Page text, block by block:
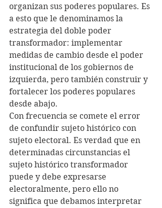
organizan sus poderes populares. Es
a esto que le denominamos la
estrategia del doble poder
transformador: implementar
medidas de cambio desde el poder
institucional de los gobiernos de
izquierda, pero también construir y
fortalecer los poderes populares
desde abajo.
Con frecuencia se comete el error
de confundir sujeto histórico con
sujeto electoral. Es verdad que en
determinadas circunstancias el
sujeto histórico transformador
puede y debe expresarse
electoralmente, pero ello no
significa que debamos interpretar